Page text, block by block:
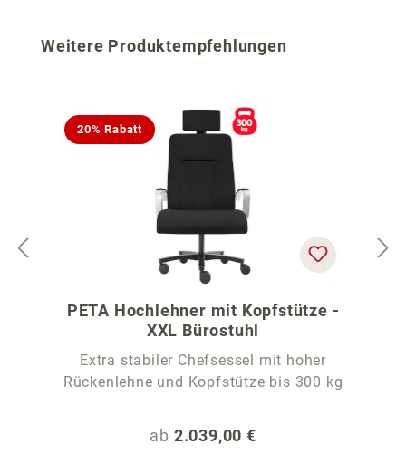
Produktgalerie überspringen
Weitere Produktempfehlungen
20% Rabatt
PETA Hochlehner mit Kopfstütze -
XXL Bürostuhl
Extra stabiler Chefsessel mit hoher
Rückenlehne und Kopfstütze bis 300 kg
Regulärer Preis:
ab 2.039,00 €